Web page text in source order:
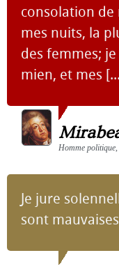
consolation de
mes nuits, la
des femmes;
mien, et mes
Homme
Je jure
sont